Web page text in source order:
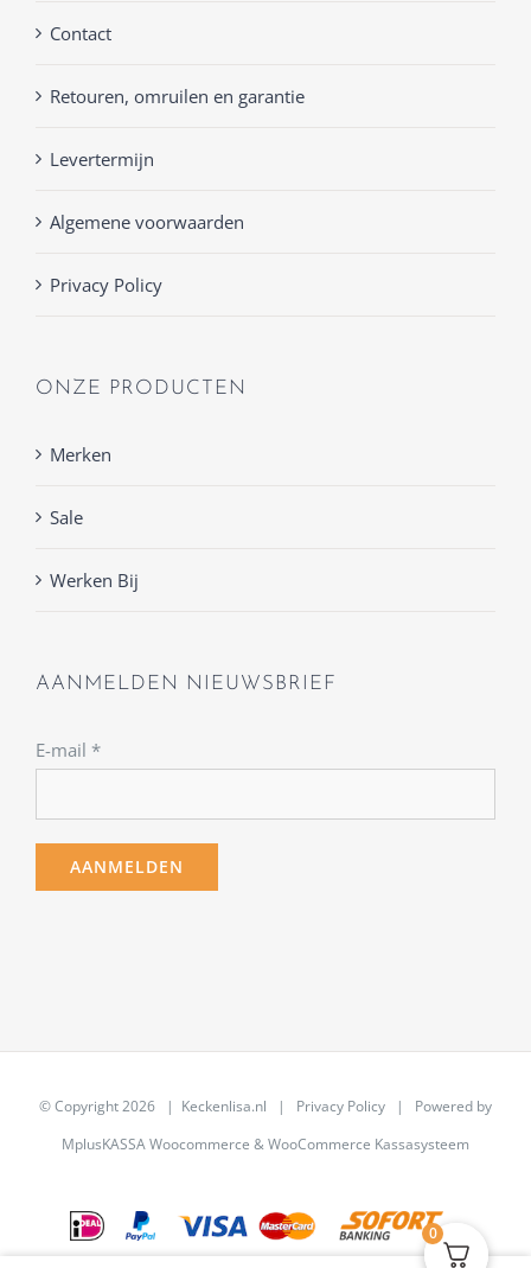
Contact
Retouren, omruilen en garantie
Levertermijn
Algemene voorwaarden
Privacy Policy
ONZE PRODUCTEN
Merken
Sale
Werken Bij
AANMELDEN NIEUWSBRIEF
E-mail *
© Copyright2026 | Keckenlisa.nl | Privacy Policy | Powered by
MplusKASSA Woocommerce &WooCommerce Kassasysteem
0